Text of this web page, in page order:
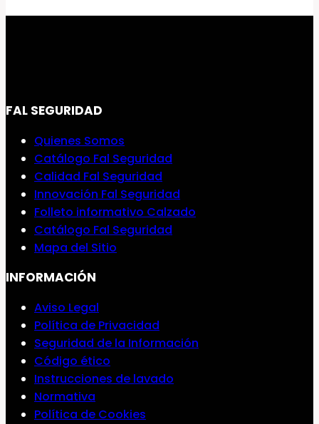
FAL SEGURIDAD
Quienes Somos
Catálogo Fal Seguridad
Calidad Fal Seguridad
Innovación Fal Seguridad
Folleto informativo Calzado
Catálogo Fal Seguridad
Mapa del Sitio
INFORMACIÓN
Aviso Legal
Política de Privacidad
Seguridad de la Información
Código ético
Instrucciones de lavado
Normativa
Política de Cookies